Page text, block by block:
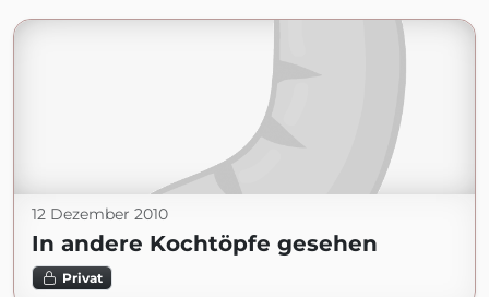
12 Dezember 2010
In andere Kochtöpfe gesehen
Privat